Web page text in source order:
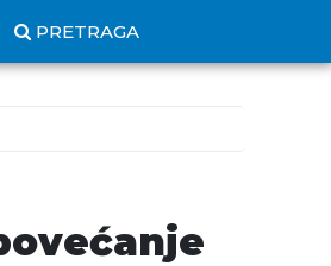
PRETRAGA